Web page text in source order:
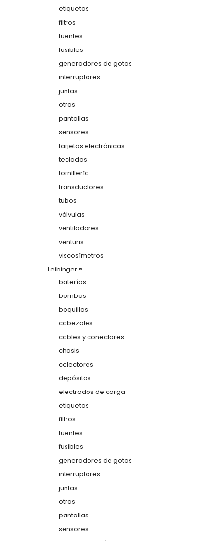
etiquetas
filtros
fuentes
fusibles
generadores de gotas
interruptores
juntas
otras
pantallas
sensores
tarjetas electrónicas
teclados
tornillería
transductores
tubos
válvulas
ventiladores
venturis
viscosímetros
Leibinger ®
baterías
bombas
boquillas
cabezales
cables y conectores
chasis
colectores
depósitos
electrodos de carga
etiquetas
filtros
fuentes
fusibles
generadores de gotas
interruptores
juntas
otras
pantallas
sensores